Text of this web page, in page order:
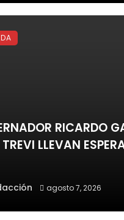
RICARDO
LLEVAN
agosto 7, 2026